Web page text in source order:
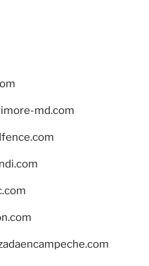
md.com